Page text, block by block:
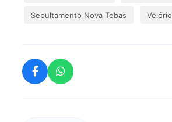
Sepultamento Nova Tebas